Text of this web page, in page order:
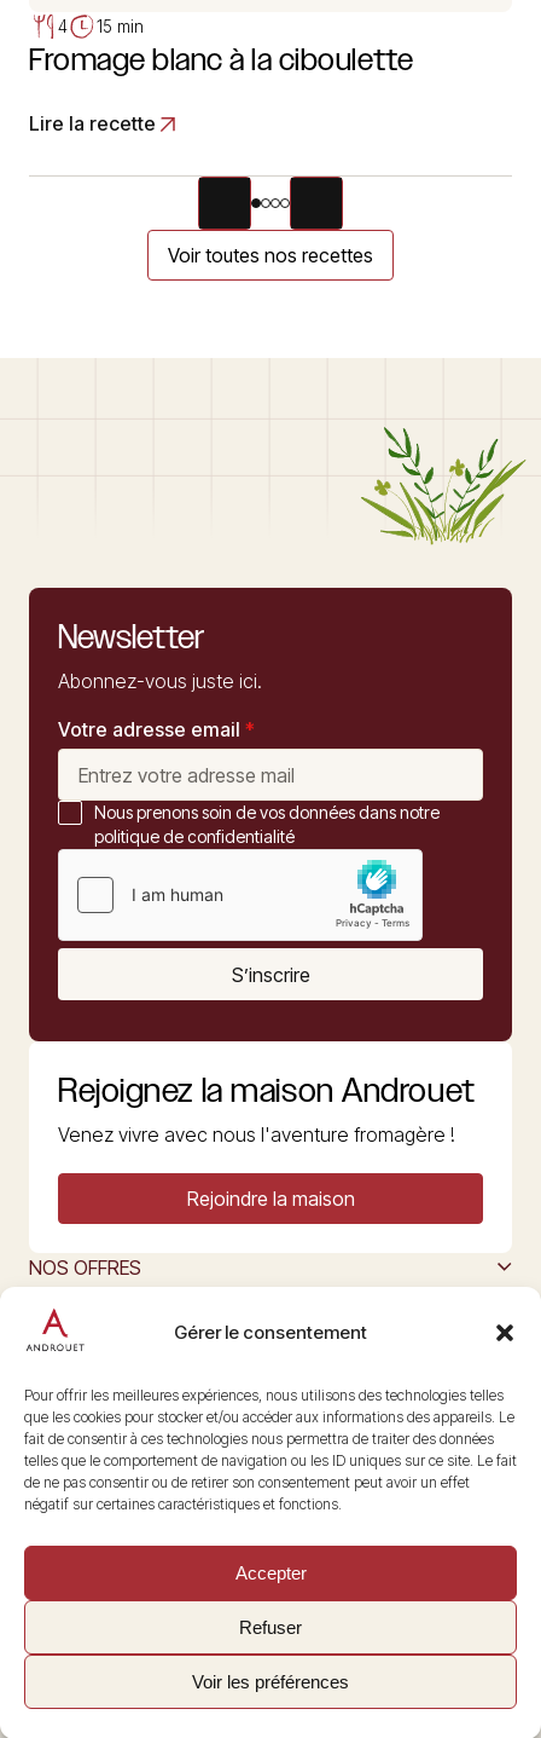
Gérer le consentement
Pour offrir les meilleures expériences, nous utilisons des technologies telles
que les cookies pour stocker et/ou accéder aux informations des appareils. Le
fait de consentir à ces technologies nous permettra de traiter des données
telles que le comportement de navigation ou les ID uniques sur ce site. Le fait
de ne pas consentir ou de retirer son consentement peut avoir un effet
négatif sur certaines caractéristiques et fonctions.
Accepter
Refuser
Voir les préférences
4 15 min
Fromage blanc à la ciboulette
Lire la recette
Voir toutes nos recettes
Newsletter
Abonnez-vous juste ici.
Votre adresse email *
Nous prenons soin de vos données dans notre
politique de confidentialité
S’inscrire
Rejoignez la maison Androuet
Venez vivre avec nous l'aventure fromagère !
Rejoindre la maison
NOS OFFRES
L’ART DU FROMAGE
Nous suivre
@maisonandrouet
Copyright © 2026 Androuet
Site parMake the Grade